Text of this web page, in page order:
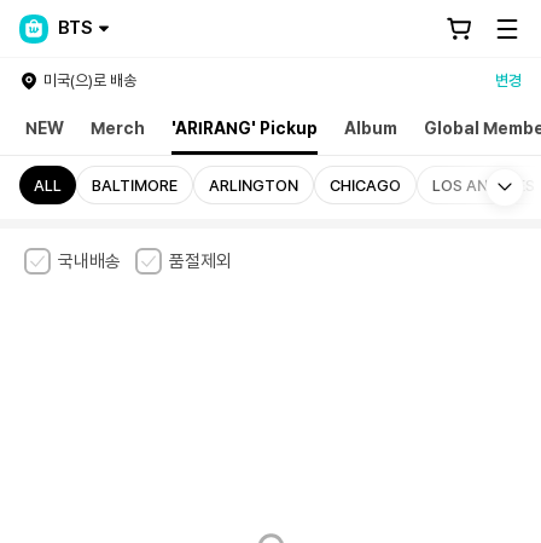
BTS
미국(으)로 배송 변경
NEW Merch 'ARIRANG' Pickup Album Global
ALL BALTIMORE ARLINGTON CHICAGO LOS ANGELES
국내배송 품절제외